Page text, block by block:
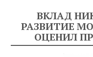
ВКЛАД
РАЗВИТИЕ
ОЦЕНИЛ